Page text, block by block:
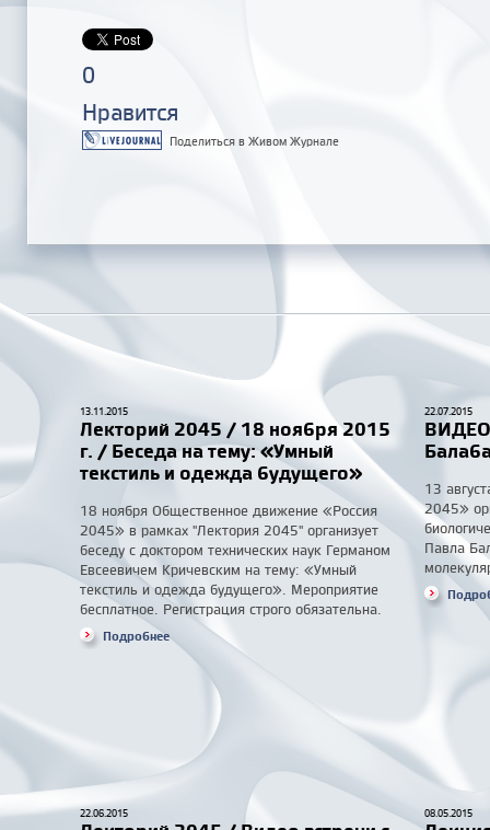
0
Нравится
Поделиться в Живом Журнале
13.11.2015
Лекторий 2045 / 18 ноября 2015
г. / Беседа на тему: «Умный
текстиль и одежда будущего»
18 ноября Общественное движение «Россия
2045» в рамках "Лектория 2045" организует
беседу с доктором технических наук Германом
Евсеевичем Кричевским на тему: «Умный
текстиль и одежда будущего». Мероприятие
бесплатное. Регистрация строго обязательна.
Подробнее
22.07.2015
13
2045»
Павла
22.06.2015 08.05.2015